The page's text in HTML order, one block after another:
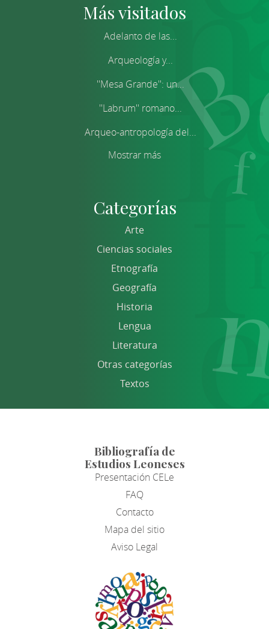
Más visitados
Adelanto de las...
Arqueología y...
''Mesa Grande'': un...
''Labrum'' romano...
Arqueo-antropología del...
Mostrar más
Categorías
Arte
Ciencias sociales
Etnografía
Geografía
Historia
Lengua
Literatura
Otras categorías
Textos
Bibliografía de
Estudios Leoneses
Presentación CELe
FAQ
Contacto
Mapa del sitio
Aviso Legal